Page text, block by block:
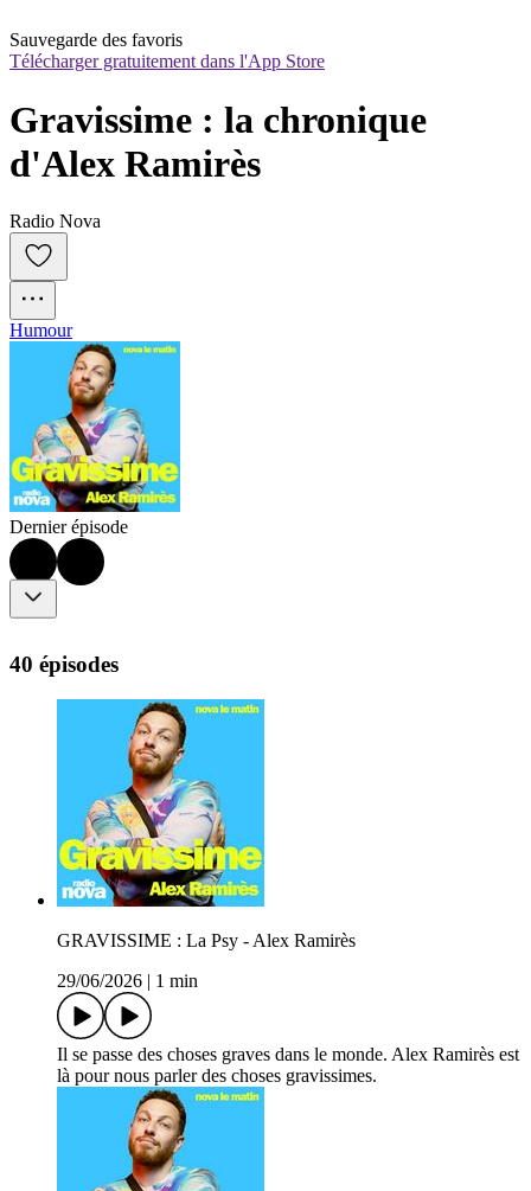
Sauvegarde des favoris
Télécharger gratuitement dans l'App Store
Gravissime : la chronique
d'Alex Ramirès
Radio Nova
Humour
Dernier épisode
40 épisodes
GRAVISSIME : La Psy - Alex Ramirès
29/06/2026
1 min
Il se passe des choses graves dans le monde. Alex Ramirès est
là pour nous parler des choses gravissimes.